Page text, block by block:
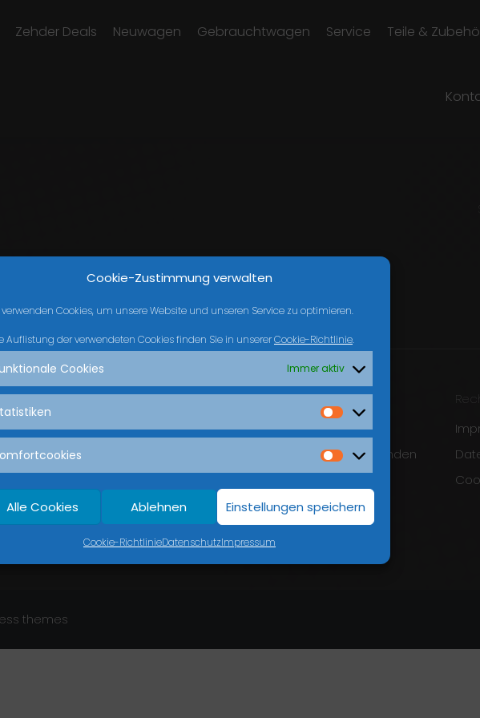
Cookie-Zustimmung verwalten
verwenden Cookies, um unsere Website und unseren Service zu optimieren.
Auflistung der verwendeten Cookies finden Sie in unsererCookie-Richtlinie.
Cookies Immer aktiv
Alle Cookies Ablehnen Einstellungen speichern
Cookie-RichtlinieDatenschutzImpressum
Zehder Deals Neuwagen Gebrauchtwagen Service Teile &
Uhr
Uhr
Beliebte Seiten
Aktuelle Deals
Termin buchen 7/24_nicht-verwenden
Fahrzeugbewertung & Ankauf
themes